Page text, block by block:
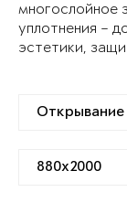
многослойное
уплотнения –
эстетики,